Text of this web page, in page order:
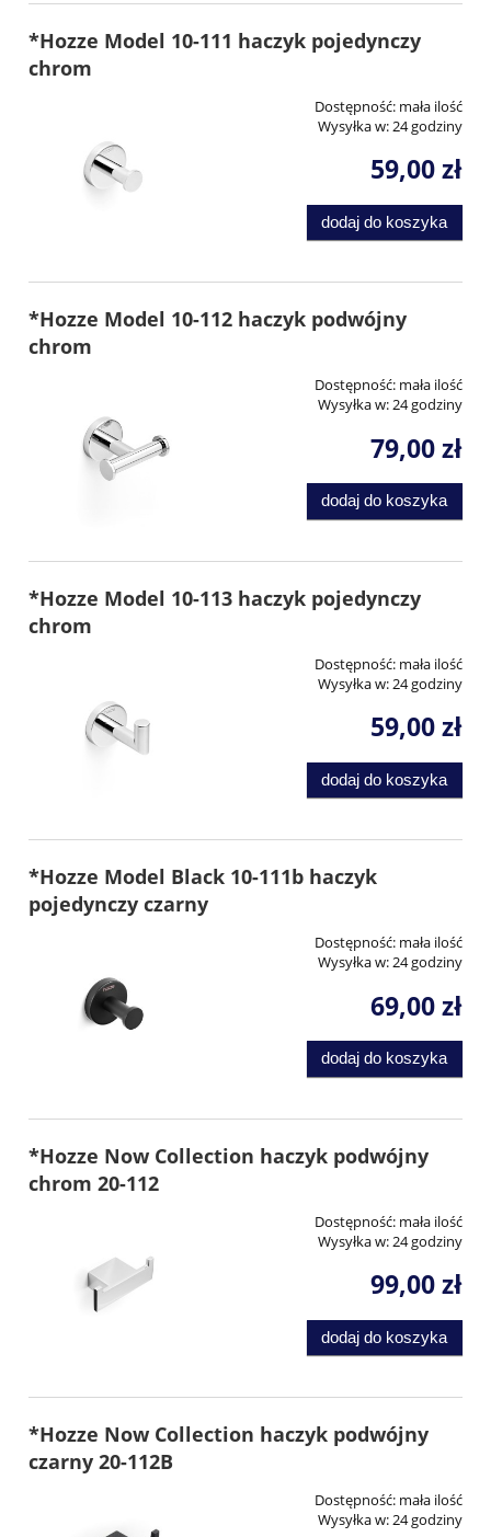
*Hozze Model 10-111 haczyk pojedynczy
chrom
Dostępność: mała ilość
Wysyłka w:24 godziny
59,00 zł
dodaj do koszyka
*Hozze Model 10-112 haczyk podwójny
chrom
Dostępność: mała ilość
Wysyłka w:24 godziny
79,00 zł
dodaj do koszyka
*Hozze Model 10-113 haczyk pojedynczy
chrom
Dostępność: mała ilość
Wysyłka w:24 godziny
59,00 zł
dodaj do koszyka
*Hozze Model Black 10-111b haczyk
pojedynczy czarny
Dostępność: mała ilość
Wysyłka w:24 godziny
69,00 zł
dodaj do koszyka
*Hozze Now Collection haczyk podwójny
chrom 20-112
Dostępność: mała ilość
Wysyłka w: 24 godziny
99,00 zł
dodaj do koszyka
*Hozze Now Collection haczyk podwójny
czarny 20-112B
Dostępność: mała ilość
Wysyłka w:24 godziny